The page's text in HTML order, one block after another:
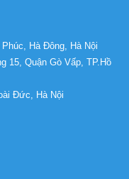
Hà Đông, Hà Nội
15, Quận Gò Vấp, TP.Hồ
Đức, Hà Nội